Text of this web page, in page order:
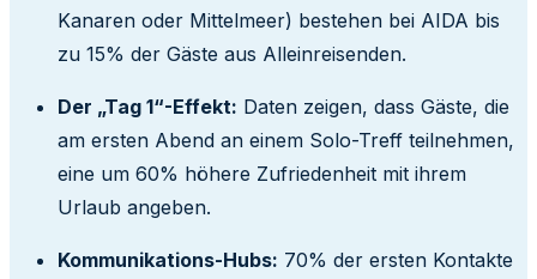
Kanaren oder Mittelmeer) bestehen bei AIDA bis
zu 15% der Gäste aus Alleinreisenden.
Der „Tag 1“-Effekt: Daten zeigen, dass Gäste, die
am ersten Abend an einem Solo-Treff teilnehmen,
eine um 60% höhere Zufriedenheit mit ihrem
Urlaub angeben.
Kommunikations-Hubs: 70% der ersten Kontakte